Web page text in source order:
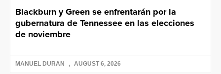
Blackburn y Green se enfrentarán por la
gubernatura de Tennessee en las elecciones
de noviembre
MANUEL DURAN AUGUST 6, 2026